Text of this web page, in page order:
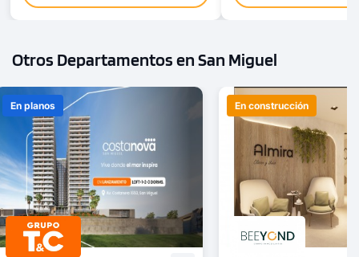
Otros Departamentos en San Miguel
En planos En construcción